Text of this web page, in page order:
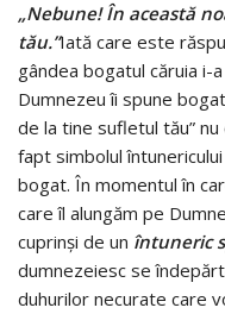
„Nebune! În această
tău.”Iată care este
gândea bogatul căruia i-
Dumnezeu îi spune
de la tine sufletul tău”
fapt simbolul
bogat. În momentul în
care îl alungăm pe
cuprinşi de un întuneric
dumnezeiesc se
duhurilor necurate care